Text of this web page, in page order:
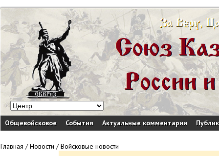
Общевойсковое События Актуальные комментарии
Главная /Новости /Войсковые новости